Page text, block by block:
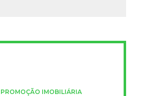
PROMOÇÃO IMOBILIÁRIA